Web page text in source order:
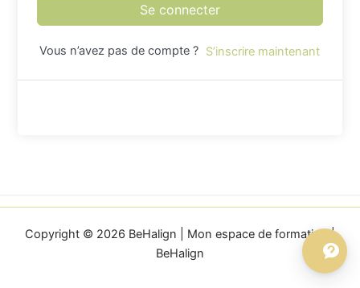
Se connecter
Vous n’avez pas de compte ? S’inscrire maintenant
Copyright © 2026 BeHalign | Mon espace de formation |
BeHalign